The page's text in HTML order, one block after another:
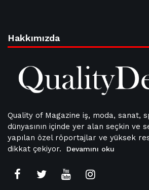
Hakkımızda
Quality of Magazine iş, moda, sanat,
dünyasının içinde yer alan seçkin ve
yapılan özel röportajlar ve yüksek
dikkat çekiyor.
Devamını oku